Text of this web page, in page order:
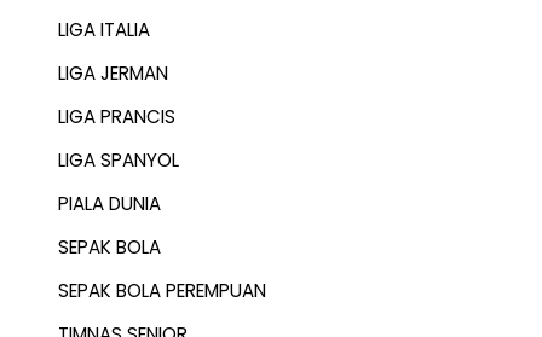
LIGA ITALIA
LIGA JERMAN
LIGA PRANCIS
LIGA SPANYOL
PIALA DUNIA
SEPAK BOLA
SEPAK BOLA PEREMPUAN